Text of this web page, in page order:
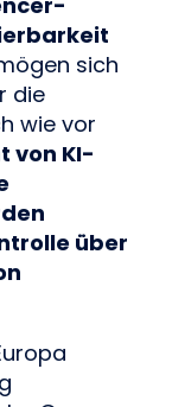
sich
die
wie vor
von KI-
über